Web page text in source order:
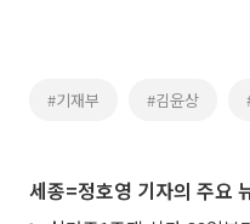
#기재부 #김윤상
세종=정호영 기자의 주요